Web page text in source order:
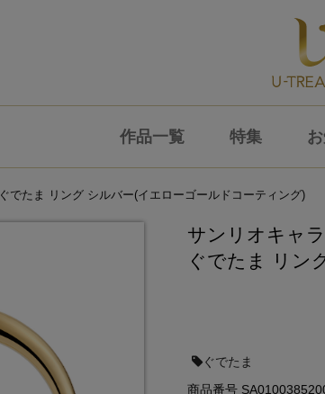
作品一覧 特集
ぐでたま リング シルバー(イエローゴールドコーティング)
サンリオキャ
ぐでたま リン
ぐでたま
商品番号